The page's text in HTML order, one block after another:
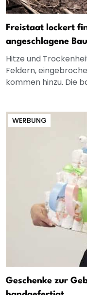
Freistaat lockert
angeschlagene
Hitze und
Feldern,
kommen hinzu. Die
WERBUNG
Geschenke zur